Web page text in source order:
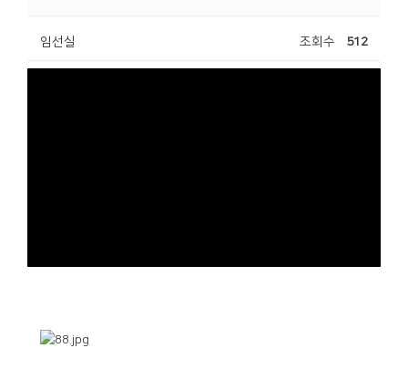
임선실 조회수 512